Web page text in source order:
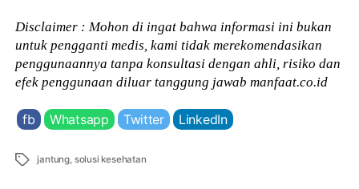
Disclaimer : Mohon di ingat bahwa informasi ini bukan
untuk pengganti medis, kami tidak merekomendasikan
penggunaannya tanpa konsultasi dengan ahli, risiko dan
efek penggunaan diluar tanggung jawab manfaat.co.id
fb Whatsapp Twitter LinkedIn
Tags jantung, solusi kesehatan